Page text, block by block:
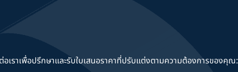
อเราเพื่อปรึกษาและรับใบเสนอราคาที่ปรับแต่งตามความต้องการของคุณ: